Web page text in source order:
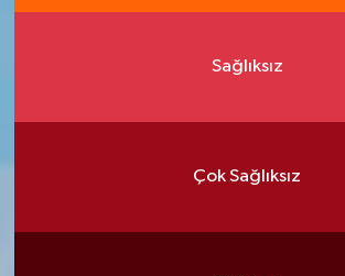
Sağlıksız
Çok Sağlıksız